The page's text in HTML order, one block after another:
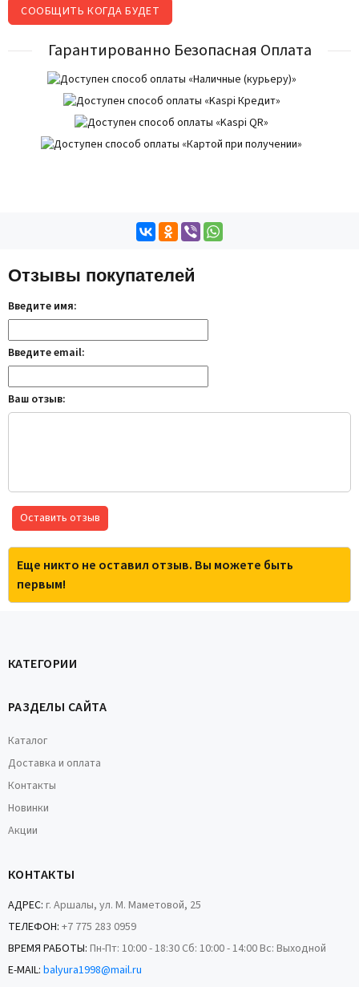
СООБЩИТЬ КОГДА БУДЕТ
Гарантированно Безопасная Оплата
Отзывы покупателей
Введите имя:
Введите email:
Ваш отзыв:
Оставить отзыв
Еще никто не оставил отзыв. Вы можете быть
первым!
КАТЕГОРИИ
РАЗДЕЛЫ САЙТА
Каталог
Доставка и оплата
Контакты
Новинки
Акции
КОНТАКТЫ
АДРЕС: г. Аршалы, ул. М. Маметовой, 25
ТЕЛЕФОН: +7 775 283 0959
ВРЕМЯ РАБОТЫ: Пн-Пт: 10:00 - 18:30 Сб: 10:00 - 14:00 Вс: Выходной
E-MAIL: balyura1998@mail.ru